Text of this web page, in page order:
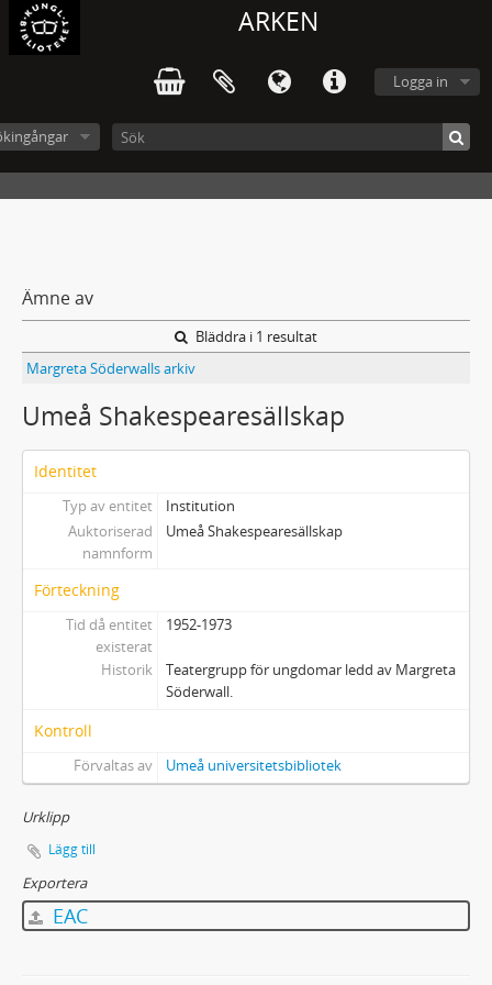
ARKEN
Logga in
Ämne av
Bläddra i 1 resultat
Margreta Söderwalls arkiv
Umeå Shakespearesällskap
Identitet
Typ av entitet
Institution
Auktoriserad
namnform
Umeå Shakespearesällskap
Förteckning
Tid då entitet
existerat
1952-1973
Historik
Teatergrupp för ungdomar ledd av Margreta
Söderwall.
Kontroll
Förvaltas av Umeå universitetsbibliotek
Urklipp
Lägg till
Exportera
EAC